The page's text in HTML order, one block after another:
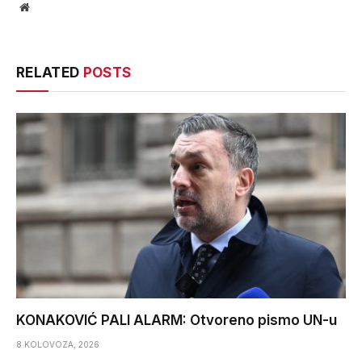
Website
RELATED POSTS
KONAKOVIĆ PALI ALARM: Otvoreno pismo UN-u
8 KOLOVOZA, 2026